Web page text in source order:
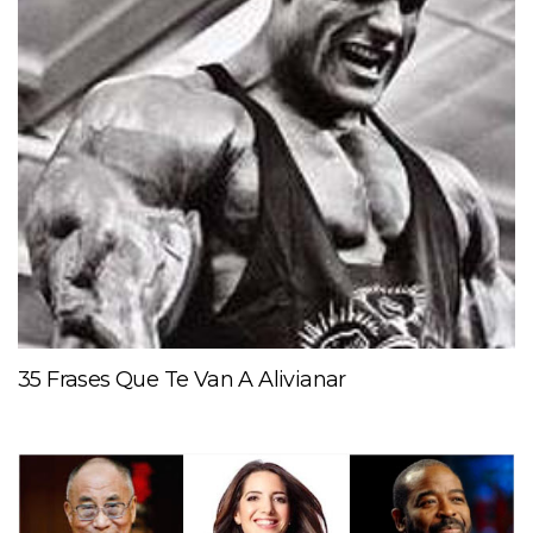
35 Frases Que Te Van A Alivianar